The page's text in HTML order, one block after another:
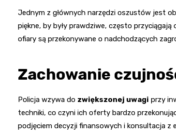
Jednym z głównych narzędzi oszustów jest
piękne, by były prawdziwe, często
ofiary są przekonywane o nadchodzących
Zachowanie
Policja wzywa do zwiększonej uwagi przy
techniki, co czyni ich oferty bardzo
podjęciem decyzji finansowych i konsultacja z